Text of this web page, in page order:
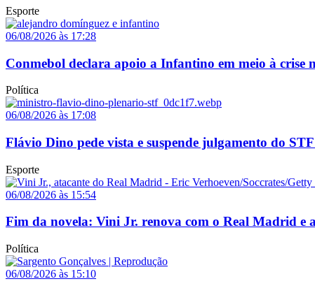
Esporte
06/08/2026 às 17:28
Conmebol declara apoio a Infantino em meio à crise
Política
06/08/2026 às 17:08
Flávio Dino pede vista e suspende julgamento do
Esporte
06/08/2026 às 15:54
Fim da novela: Vini Jr. renova com o Real Madrid e
Política
06/08/2026 às 15:10